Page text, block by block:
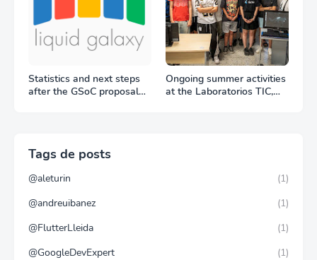
Statistics and next steps
after the GSoC proposal
Ongoing summer activities
at the Laboratorios TIC,
Tags de posts
@aleturin
(1)
@andreuibanez
(1)
@FlutterLleida
(1)
@GoogleDevExpert
(1)